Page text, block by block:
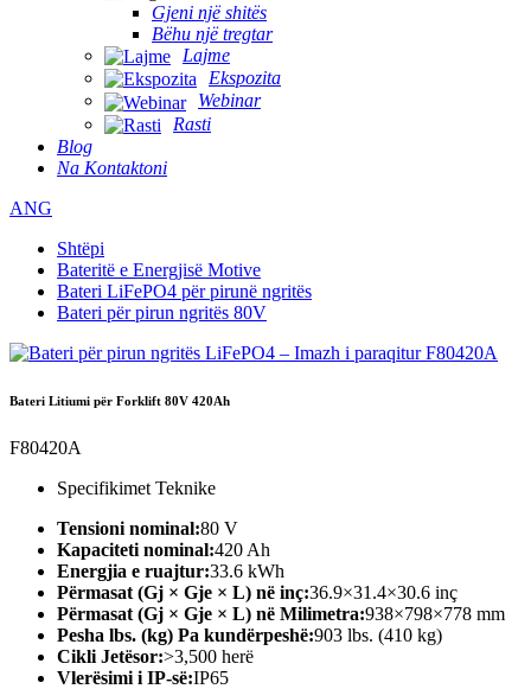
Gjeni një shitës
Bëhu një tregtar
Lajme
Ekspozita
Webinar
Rasti
Blog
Na Kontaktoni
ANG
Shtëpi
Bateritë e Energjisë Motive
Bateri LiFePO4 për pirunë ngritës
Bateri për pirun ngritës 80V
Bateri Litiumi për Forklift 80V 420Ah
F80420A
Specifikimet Teknike
Tensioni nominal:80 V
Kapaciteti nominal:420 Ah
Energjia e ruajtur:33.6 kWh
Përmasat (Gj × Gje × L) në inç:36.9×31.4×30.6 inç
Përmasat (Gj × Gje × L) në Milimetra:938×798×778 mm
Pesha lbs. (kg) Pa kundërpeshë:903 lbs. (410 kg)
Cikli Jetësor:>3,500 herë
Vlerësimi i IP-së:IP65